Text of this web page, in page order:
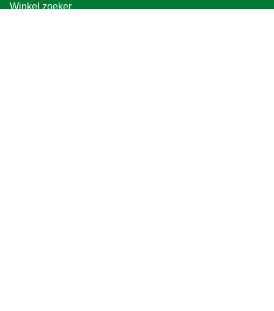
Winkel zoeker